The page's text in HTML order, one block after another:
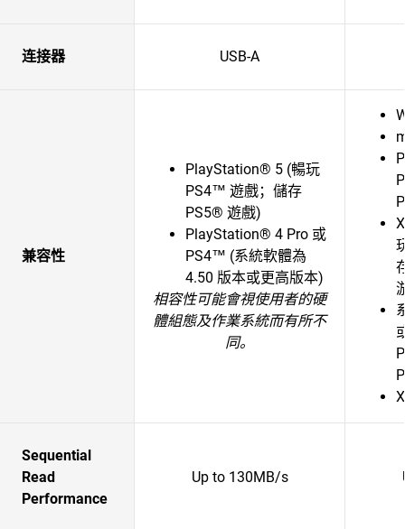
连接器 USB-A
兼容性
PlayStation® 5 (暢玩
PS4™ 遊戲；儲存
PS5® 遊戲)
PlayStation® 4 Pro 或
PS4™ (系統軟體為
4.50 版本或更高版本)
相容性可能會視使用者的硬
體組態及作業系統而有所不
同。
Sequential
Read
Performance
Up to 130MB/s